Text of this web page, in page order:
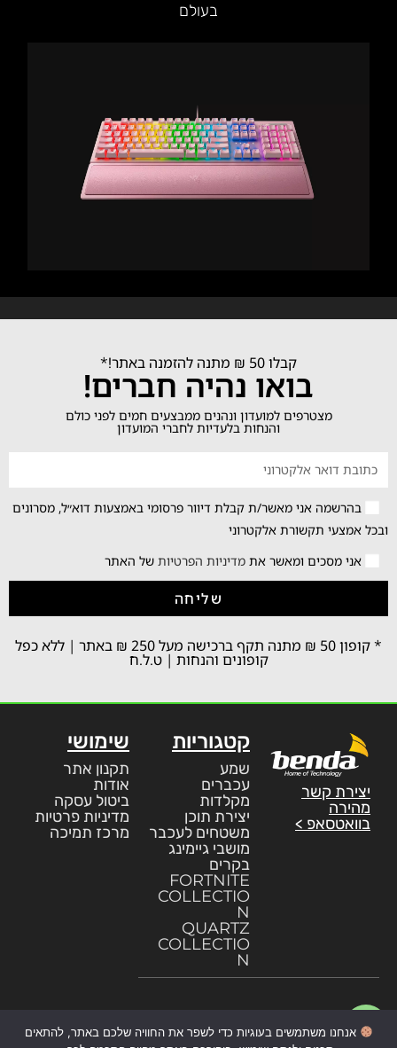
בעולם
קבלו 50 ₪ מתנה להזמנה באתר!*
בואו נהיה חברים!
מצטרפים למועדון ונהנים ממבצעים חמים לפני כולם
והנחות בלעדיות לחברי המועדון
בהרשמה אני מאשר/ת קבלת דיוור פרסומי באמצעות דוא״ל, מסרונים
ובכל אמצעי תקשורת אלקטרוני
אני מסכים ומאשר את מדיניות הפרטיות של האתר
שליחה
* קופון 50 ₪ מתנה תקף ברכישה מעל 250 ₪ באתר | ללא כפל
קופונים והנחות | ט.ל.ח
יצירת קשר
מהירה
בוואטסאפ >
קטגוריות
שמע
עכברים
מקלדות
יצירת תוכן
משטחים לעכבר
מושבי גיימינג
בקרים
FORTNITE
COLLECTIO
N
QUARTZ
COLLECTIO
N
שימושי
תקנון אתר
אודות
ביטול עסקה
מדיניות פרטיות
מרכז תמיכה
אנחנו משתמשים בעוגיות כדי לשפר את החוויה שלכם באתר, להתאים